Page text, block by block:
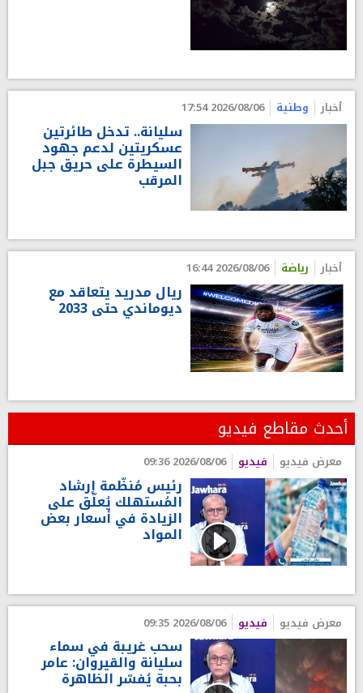
أخبار وطنية 2026/08/06 17:54
سليانة.. تدخل طائرتين
عسكريتين لدعم جهود
السيطرة على حريق جبل
المرقب
أخبار رياضة 2026/08/06 16:44
ريال مدريد يتعاقد مع
ديوماندي حتى 2033
أحدث مقاطع فيديو
معرض فيديو فيديو 2026/08/06 09:36
رئيس مُنظّمة إرشاد
المُستهلك يُعلّق على
الزيادة في أسعار بعض
المواد
معرض فيديو فيديو 2026/08/06 09:35
سحب غريبة في سماء
سليانة والقيروان: عامر
بحبة يُفسّر الظاهرة